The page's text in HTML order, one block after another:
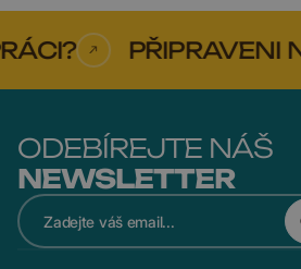
PŘIPRAVENI
ODEBÍREJTE NÁŠ
NEWSLETTER